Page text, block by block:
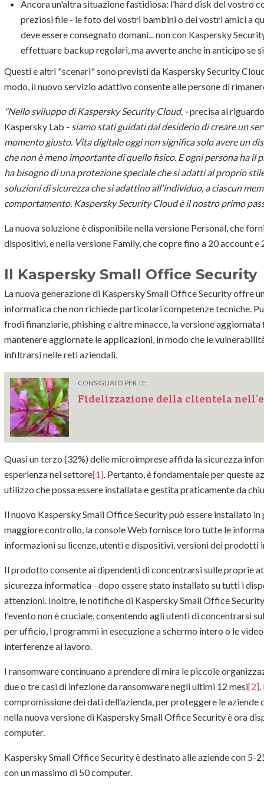
Ancora un'altra situazione fastidiosa: l’hard disk del vostro
preziosi file - le foto dei vostri bambini o dei vostri amici a
deve essere consegnato domani... non con Kaspersky
effettuare backup regolari, ma avverte anche in anticipo se
Questi e altri "scenari" sono previsti da Kaspersky Security
modo, il nuovo servizio adattivo consente alle persone di
"Nello sviluppo di Kaspersky Security Cloud, -precisa al
Kaspersky Lab - siamo stati guidati dal desiderio di creare un
momento giusto. Vita digitale oggi non significa solo avere un
che non è meno importante di quello fisico. E ogni persona ha il
ha bisogno di una protezione speciale che si adatti al proprio
soluzioni di sicurezza che si adattino all'individuo, a ciascun
comportamento. Kaspersky Security Cloud è il nostro primo
La nuova soluzione è disponibile nella versione Personal, che
dispositivi, e nella versione Family, che copre fino a 20 account
Il Kaspersky Small Office Security
La nuova generazione di Kaspersky Small Office Security offre
informatica che non richiede particolari competenze tecniche.
frodi finanziarie, phishing e altre minacce, la versione
mantenere aggiornate le applicazioni, in modo che le
infiltrarsi nelle reti aziendali.
CONSIGLIATO PER TE:
Fidelizzazione della clientela
Quasi un terzo (32%) delle microimprese affida la sicurezza
esperienza nel settore[1] . Pertanto, è fondamentale per queste
utilizzo che possa essere installata e gestita praticamente da
Il nuovo Kaspersky Small Office Security può essere installato in
maggiore controllo, la console Web fornisce loro tutte le
informazioni su licenze, utenti e dispositivi, versioni dei prodotti
Il prodotto consente ai dipendenti di concentrarsi sulle proprie
sicurezza informatica - dopo essere stato installato su tutti i
attenzioni. Inoltre, le notifiche di Kaspersky Small Office
l'evento non è cruciale, consentendo agli utenti di concentrarsi
per ufficio, i programmi in esecuzione a schermo intero o le
interferenze al lavoro.
I ransomware continuano a prendere di mira le piccole
due o tre casi di infezione da ransomware negli ultimi 12 mesi[2]
compromissione dei dati dell’azienda, per proteggere le
nella nuova versione di Kaspersky Small Office Security è ora
computer.
Kaspersky Small Office Security è destinato alle aziende con 5-
con un massimo di 50 computer.